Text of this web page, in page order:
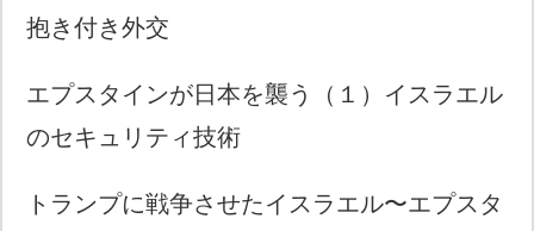
抱き付き外交
エプスタインが日本を襲う（１）イスラエル
のセキュリティ技術
トランプに戦争させたイスラエル〜エプスタ